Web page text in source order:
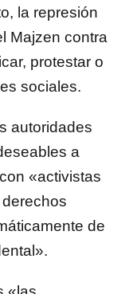
la represión
Majzen contra
protestar o
sociales.
autoridades
a
«activistas
de